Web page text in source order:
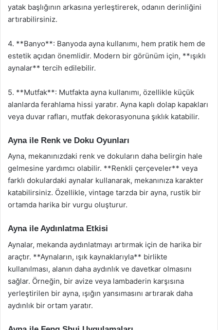
yatak başlığının arkasına yerleştirerek, odanın derinliğini
artırabilirsiniz.
4. **Banyo**: Banyoda ayna kullanımı, hem pratik hem de
estetik açıdan önemlidir. Modern bir görünüm için, **ışıklı
aynalar** tercih edilebilir.
5. **Mutfak**: Mutfakta ayna kullanımı, özellikle küçük
alanlarda ferahlama hissi yaratır. Ayna kaplı dolap kapakları
veya duvar rafları, mutfak dekorasyonuna şıklık katabilir.
Ayna ile Renk ve Doku Oyunları
Ayna, mekanınızdaki renk ve dokuların daha belirgin hale
gelmesine yardımcı olabilir. **Renkli çerçeveler** veya
farklı dokulardaki aynalar kullanarak, mekanınıza karakter
katabilirsiniz. Özellikle, vintage tarzda bir ayna, rustik bir
ortamda harika bir vurgu oluşturur.
Ayna ile Aydınlatma Etkisi
Aynalar, mekanda aydınlatmayı artırmak için de harika bir
araçtır. **Aynaların, ışık kaynaklarıyla** birlikte
kullanılması, alanın daha aydınlık ve davetkar olmasını
sağlar. Örneğin, bir avize veya lambaderin karşısına
yerleştirilen bir ayna, ışığın yansımasını artırarak daha
aydınlık bir ortam yaratır.